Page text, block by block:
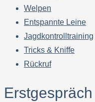
Welpen
Entspannte Leine
Jagdkontrolltraining
Tricks & Kniffe
Rückruf
Erstgespräch